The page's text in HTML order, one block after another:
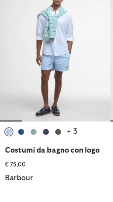
+ 3
Costumi da bagno con logo
€ 75,00
Barbour